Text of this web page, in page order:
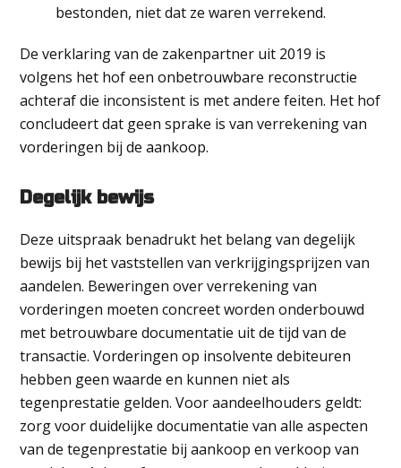
bestonden, niet dat ze waren verrekend.
De verklaring van de zakenpartner uit 2019 is
volgens het hof een onbetrouwbare reconstructie
achteraf die inconsistent is met andere feiten. Het hof
concludeert dat geen sprake is van verrekening van
vorderingen bij de aankoop.
Degelijk bewijs
Deze uitspraak benadrukt het belang van degelijk
bewijs bij het vaststellen van verkrijgingsprijzen van
aandelen. Beweringen over verrekening van
vorderingen moeten concreet worden onderbouwd
met betrouwbare documentatie uit de tijd van de
transactie. Vorderingen op insolvente debiteuren
hebben geen waarde en kunnen niet als
tegenprestatie gelden. Voor aandeelhouders geldt:
zorg voor duidelijke documentatie van alle aspecten
van de tegenprestatie bij aankoop en verkoop van